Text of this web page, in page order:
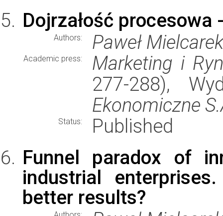
Dojrzałość
Authors: Paweł Mielcarek
Academic press:
Marketing i
277-288),
Ekonomiczne
Status:
Published
Funnel paradox of
industrial
better results?